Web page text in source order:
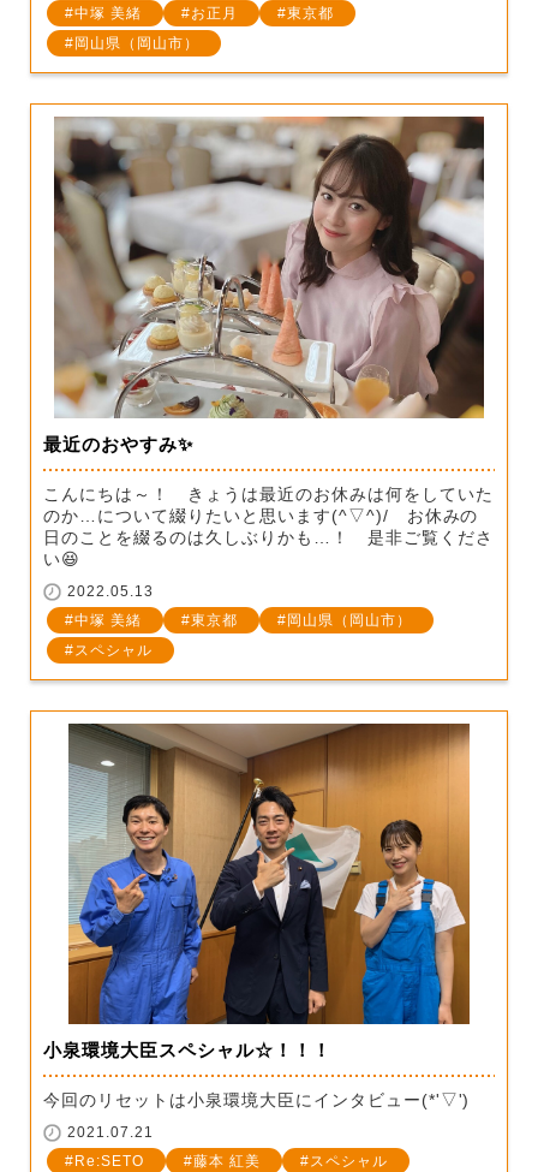
中塚 美緒
お正月
東京都
岡山県（岡山市）
最近のおやすみ✨
こんにちは～！ きょうは最近のお休みは何をしていた
のか…について綴りたいと思います(^▽^)/ お休みの
日のことを綴るのは久しぶりかも…！ 是非ご覧くださ
い😆
2022.05.13
中塚 美緒
東京都
岡山県（岡山市）
スペシャル
小泉環境大臣スペシャル☆！！！
今回のリセットは小泉環境大臣にインタビュー(*'▽')
2021.07.21
Re:SETO
藤本 紅美
スペシャル